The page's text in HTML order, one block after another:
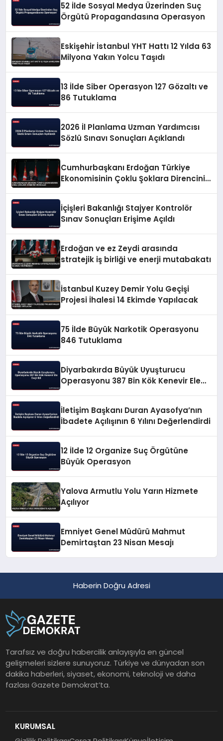
52 İlde Sosyal Medya Üzerinden Suç
Örgütü Propagandasına Operasyon
Eskişehir İstanbul YHT Hattı 12 Yılda 63
Milyona Yakın Yolcu Taşıdı
13 İlde Siber Operasyon 127 Gözaltı ve
86 Tutuklama
2026 İl Planlama Uzman Yardımcısı
Sözlü Sınavı Sonuçları Açıklandı
Cumhurbaşkanı Erdoğan Türkiye
Ekonomisinin Çoklu Şoklara Direncini
İçişleri Bakanlığı Stajyer Kontrolör
Sınav Sonuçları Erişime Açıldı
Erdoğan ve ez Zeydi arasında
stratejik iş birliği ve enerji mutabakatı
İstanbul Kuzey Demir Yolu Geçişi
Projesi İhalesi 14 Ekimde Yapılacak
75 İlde Büyük Narkotik Operasyonu
846 Tutuklama
Diyarbakırda Büyük Uyuşturucu
Operasyonu 387 Bin Kök Kenevir Ele
İletişim Başkanı Duran Ayasofya’nın
İbadete Açılışının 6 Yılını Değerlendirdi
12 İlde 12 Organize Suç Örgütüne
Büyük Operasyon
Yalova Armutlu Yolu Yarın Hizmete
Açılıyor
Emniyet Genel Müdürü Mahmut
Demirtaştan 23 Nisan Mesajı
Haberin Doğru Adresi
Tarafsız ve doğru habercilik anlayışıyla en güncel
gelişmeleri sizlere sunuyoruz. Türkiye ve dünyadan son
dakika haberleri, siyaset, ekonomi, teknoloji ve daha
fazlası Gazete Demokrat’ta.
KURUMSAL